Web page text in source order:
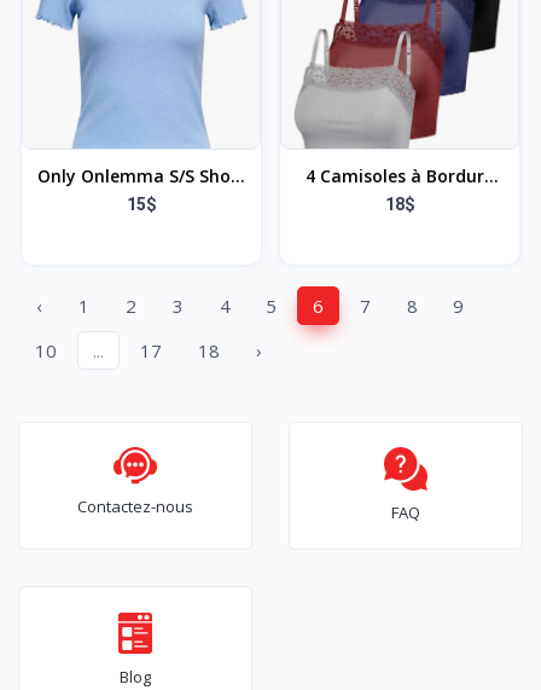
Only Onlemma S/S Short
Top Noos JRS T-Shirt
15$
4 Camisoles à Bordure
Dentelle Débardeur à
18$
‹ 1 2 3 4 5 6 7 8
9
10
... 17 18 ›
Contactez-nous FAQ
Blog